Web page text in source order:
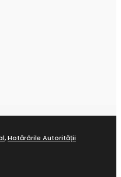
,Hotărârile Autorității